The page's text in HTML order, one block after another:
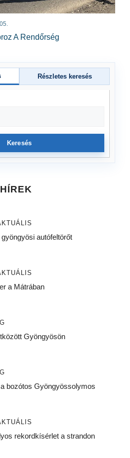
A Rendőrség
Részletes keresés
Keresés
autófeltörőt
a Mátrában
Gyöngyösön
bozótos Gyöngyössolymos
rekordkísérlet a strandon